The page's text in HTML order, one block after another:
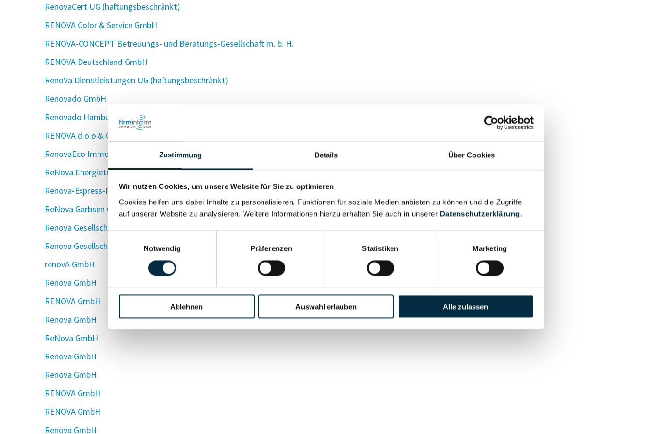
Zustimmung Details Über Cookies
Wir nutzen Cookies, um unsere Website für Sie zu optimieren
Cookies helfen uns dabei Inhalte zu personalisieren, Funktionen für soziale Medien anbieten zu können und die Zugriffe
auf unserer Website zu analysieren. Weitere Informationen hierzu erhalten Sie auch in unserer Datenschutzerklärung.
Notwendig
Präferenzen Statistiken Marketing
Ablehnen Auswahl erlauben Alle zulassen
RenovaCert UG (haftungsbeschränkt)
RENOVA Color & Service GmbH
RENOVA-CONCEPT Betreuungs- und Beratungs-Gesellschaft m. b. H.
RENOVA Deutschland GmbH
RenoVa Dienstleistungen UG (haftungsbeschränkt)
Renovado GmbH
Renovado Hamburg GmbH
RENOVA d.o.o & Co. KG
RenovaEco Immobilien Services UG (haftungsbeschränkt)
ReNova Energietechnik Bayern GmbH
Renova-Express-Reinigung, Igor Sloujitel e.K.
ReNova Garbsen GmbH
Renova Gesellschaft für Immobilien und Baubetreuung mbH
Renova Gesellschaft für Immobilien und Baubetreuung mbH & Co. Verwaltungs KG
renovA GmbH
Renova GmbH
RENOVA GmbH
Renova GmbH
ReNova GmbH
Renova GmbH
Renova GmbH
RENOVA GmbH
RENOVA GmbH
Renova GmbH